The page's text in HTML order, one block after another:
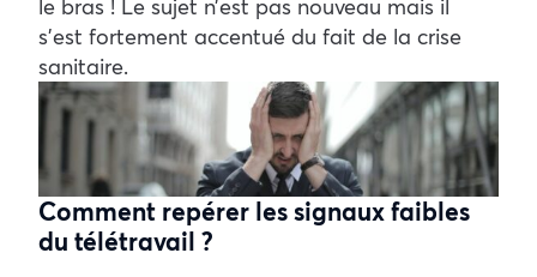
le bras ! Le sujet n’est pas nouveau mais il
s’est fortement accentué du fait de la crise
sanitaire.
Comment repérer les signaux faibles
du télétravail ?